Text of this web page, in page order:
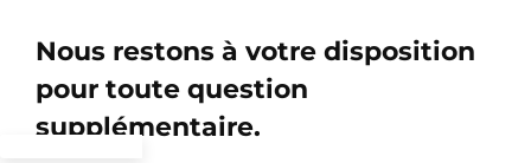
Nous restons à votre disposition
pour toute question
supplémentaire.